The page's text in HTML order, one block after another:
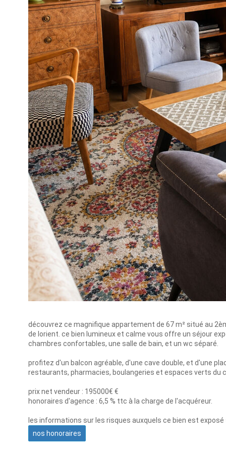
découvrez ce magnifique appartement de 67 m² situé au
de lorient. ce bien lumineux et calme vous offre un séjour
chambres confortables, une salle de bain, et un wc séparé.
profitez d'un balcon agréable, d'une cave double, et d'une
restaurants, pharmacies, boulangeries et espaces verts du
prix net vendeur : 195000€ €
honoraires d'agence : 6,5 % ttc à la charge de l'acquéreur.
les informations sur les risques auxquels ce bien est
nos honoraires